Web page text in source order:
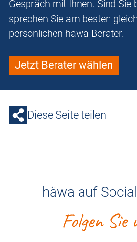
Gespräch mit Ihnen. Sind Sie
sprechen Sie am besten
persönlichen häwa Berater.
Jetzt Berater wählen
Diese Seite teilen
häwa auf
Folgen Sie